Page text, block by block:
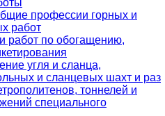
профессии горных и
работ
работ по обогащению,
угля и сланца,
и сланцевых шахт и раз
тоннелей и
специального